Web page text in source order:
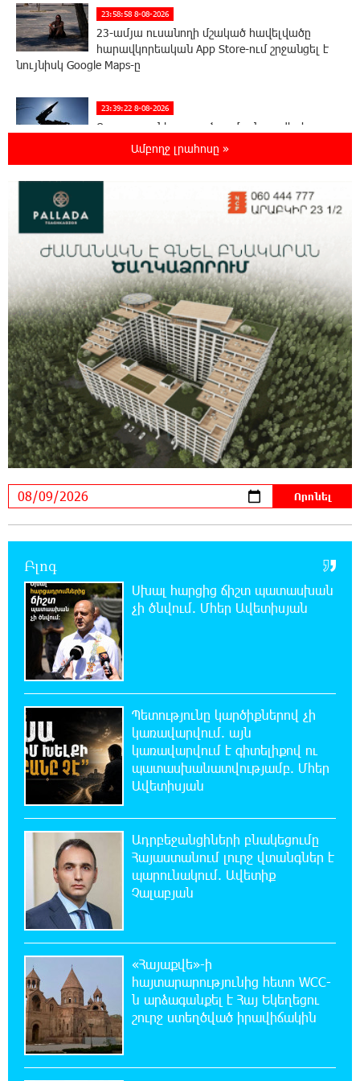
23:58:58 8-08-2026
23-ամյա ուսանողի մշակած հավելվածը
հարավկորեական App Store-ում շրջանցել է
նույնիսկ Google Maps-ը
23:39:22 8-08-2026
Ռուսաստանի տարածքում ոչնչացվել է
ուկրաինական 360 անօդաչու թռչող սարք
Օգոստոսի 10-ին, 11-ին, 12-ին, 13-ին, 14-ին,
հասցեներում լույս չի լինելու
23:01:57 8-08-2026
Ողբերգական դեպք՝ Երևանում․ Կիևյան
կամրջի տակ հայտնաբերվել է տղամարդու
մարմին
22:43:21 8-08-2026
Ադրբեջանի Սարով գյուղում տանը 18-ամյա
աղջկա դի է հայտնաբերվել
22:25:11 8-08-2026
Հայհիդրոմետի տնօրենը գրել է
22:07:09 8-08-2026
Արտակարգ դեպք՝ Երևանում․ կոտրել են
շենքի պատուհաններն ու դռները
21:48:41 8-08-2026
Ալիևն ու Թրամփը հեռախոսազրույց են
ունեցել
21:29:45 8-08-2026
«Ինտեր»-ը հաղթեց «Յուվենտուս»-ին
21:10:46 8-08-2026
Քրեական վարույթի շրջանակում անձի
անձնական և ընտանեկան կյանքին առնչվող
տվյալների անհարկի հրապարակումն անթույլատրելի է.
ՄԻՊ
20:51:38 8-08-2026
Զելենսկին ու Վուչիչը քննարկել են
համագործակցությունն ընդլայնելու
հնարավորությունները
20:33:21 8-08-2026
Հրդեհի ահազանգ Սայաթ-Նովա
պողոտայում. շենքից տարհանվել է 5
բնակիչ
20:14:36 8-08-2026
Ամբողջ լրահոսը »
Բլոգ
Սխալ հարցից ճիշտ պատասխան
չի ծնվում. Մհեր Ավետիսյան
Պետությունը կարծիքներով չի
կառավարվում. այն
կառավարվում է գիտելիքով ու
պատասխանատվությամբ. Մհեր
Ավետիսյան
Ադրբեջանցիների բնակեցումը
Հայաստանում լուրջ վտանգներ է
պարունակում. Ավետիք
Չալաբյան
«Հայաքվե»-ի
հայտարարությունից հետո WCC-
ն արձագանքել է Հայ Եկեղեցու
շուրջ ստեղծված իրավիճակին